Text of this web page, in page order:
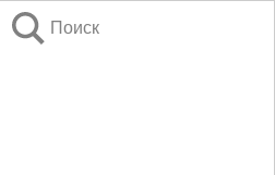
Поиск